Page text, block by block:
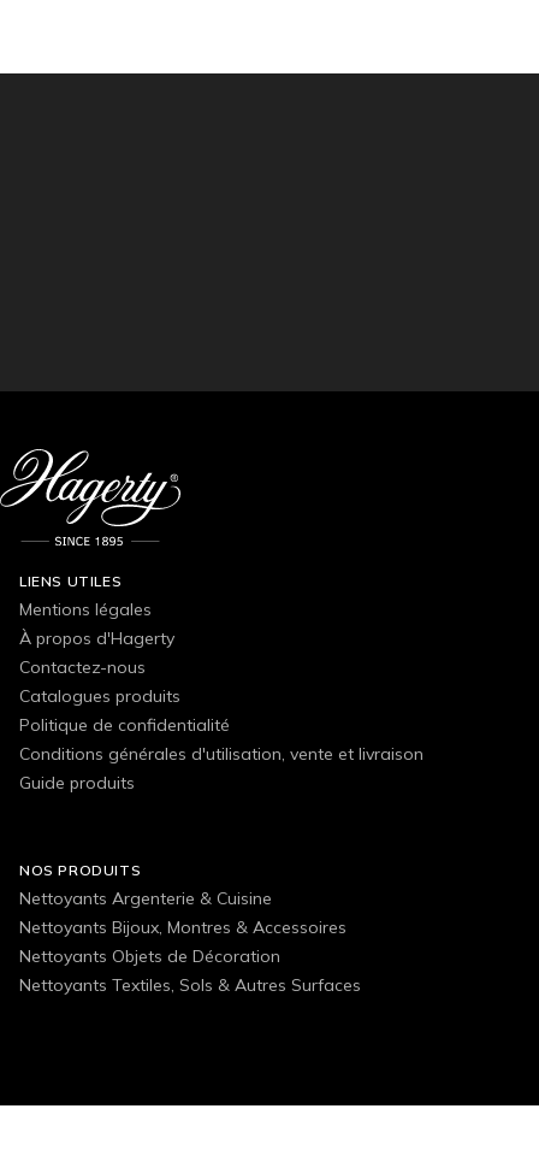
LIENS UTILES
Mentions légales
À propos d'Hagerty
Contactez-nous
Catalogues produits
Politique de confidentialité
Conditions générales d'utilisation, vente et livraison
Guide produits
NOS PRODUITS
Nettoyants Argenterie & Cuisine
Nettoyants Bijoux, Montres & Accessoires
Nettoyants Objets de Décoration
Nettoyants Textiles, Sols & Autres Surfaces
FOLLOW US